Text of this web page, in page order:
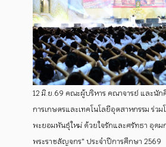
12 มิ.ย.69 คณะผู้บริหาร คณาจารย์ และนัก
การเกษตรและเทคโนโลยีอุตสาหกรรม ร่ว
พะยอมพันธุ์ใหม่ ด้วยใจรักและศรัทธา อุดม
พระราชลัญจกร" ประจำปีการศึกษา 2569